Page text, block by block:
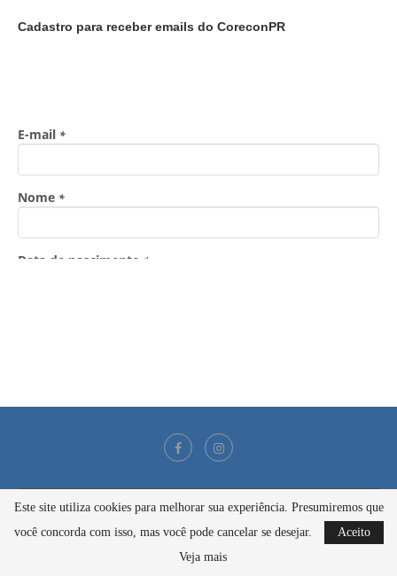
Cadastro para receber emails do CoreconPR
@2021 - Todos os direitos reservados
BACK TO TOP
Este site utiliza cookies para melhorar sua experiência. Presumiremos que
você concorda com isso, mas você pode cancelar se desejar.
Aceito
Veja mais